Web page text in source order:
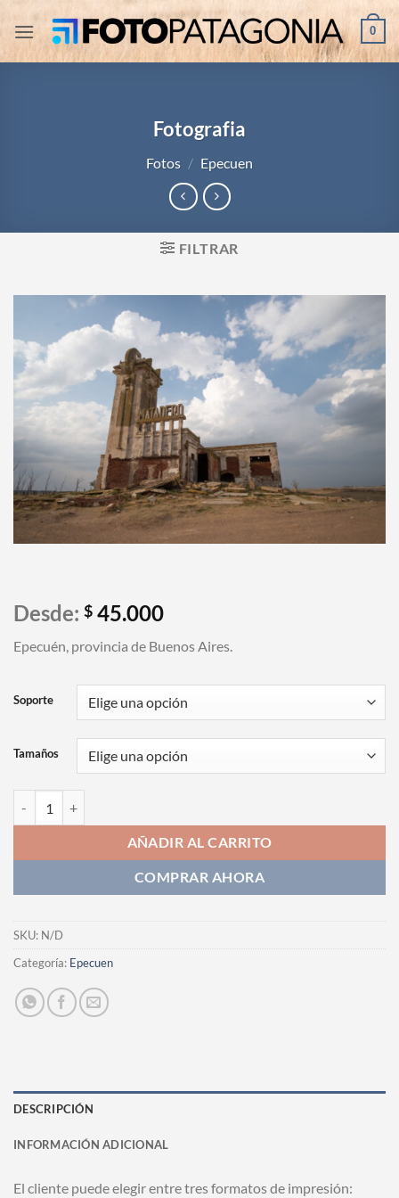
contenido
0
Fotografia
Fotos / Epecuen
FILTRAR
Desde: $ 45.000
Epecuén, provincia de Buenos Aires.
Soporte
Tamaños
AÑADIR AL CARRITO
COMPRAR AHORA
SKU: N/D
Categoría: Epecuen
DESCRIPCIÓN
INFORMACIÓN ADICIONAL
El cliente puede elegir entre tres formatos de impresión: